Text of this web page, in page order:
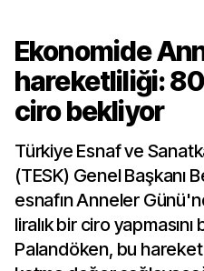
Ekonomide
hareketliliği:
ciro bekliyor
Türkiye Esnaf ve
(TESK) Genel Başkanı
esnafın Anneler
liralık bir ciro
Palandöken, bu